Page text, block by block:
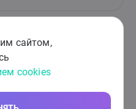
сайтом,
cookies
Кира
общаться одно